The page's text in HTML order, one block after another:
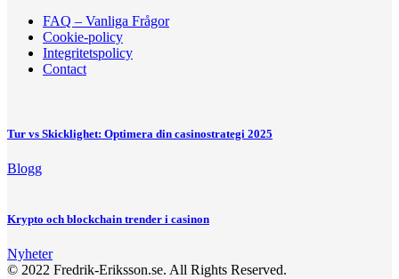
FAQ – Vanliga Frågor
Cookie-policy
Integritetspolicy
Contact
Tur vs Skicklighet: Optimera din casinostrategi 2025
Blogg
Krypto och blockchain trender i casinon
Nyheter
© 2022 Fredrik-Eriksson.se. All Rights Reserved.